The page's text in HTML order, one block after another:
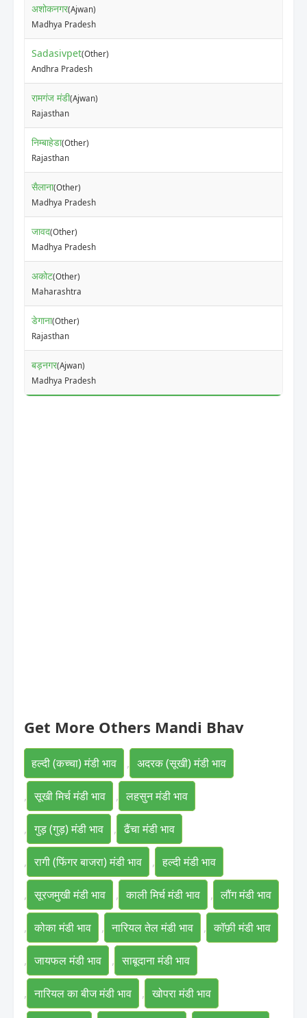
अशोकनगर(Ajwan)
Madhya Pradesh
Sadasivpet(Other)
Andhra Pradesh
रामगंज मंडी(Ajwan)
Rajasthan
निम्बाहेडा(Other)
Rajasthan
सैलाना(Other)
Madhya Pradesh
जावद(Other)
Madhya Pradesh
अकोट(Other)
Maharashtra
डेगाना(Other)
Rajasthan
बड़नगर(Ajwan)
Madhya Pradesh
Get More Others Mandi Bhav
हल्दी (कच्चा) मंडी भाव , अदरक (सूखी) मंडी भाव
, सूखी मिर्च मंडी भाव , लहसुन मंडी भाव
, गुड़ (गुड़) मंडी भाव , ढैंचा मंडी भाव
, रागी (फिंगर बाजरा) मंडी भाव , हल्दी मंडी भाव
, सूरजमुखी मंडी भाव , काली मिर्च मंडी भाव , लौंग मंडी भाव
, कोका मंडी भाव , नारियल तेल मंडी भाव , कॉफ़ी मंडी भाव
, जायफल मंडी भाव , साबूदाना मंडी भाव
, नारियल का बीज मंडी भाव , खोपरा मंडी भाव